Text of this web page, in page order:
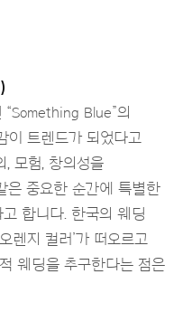
Blue”의
이 트렌드가 되었다고
, 모험, 창의성을
은 중요한 순간에 특별한
합니다. 한국의 웨딩
렌지 컬러’가 떠오르고
웨딩을 추구한다는 점은